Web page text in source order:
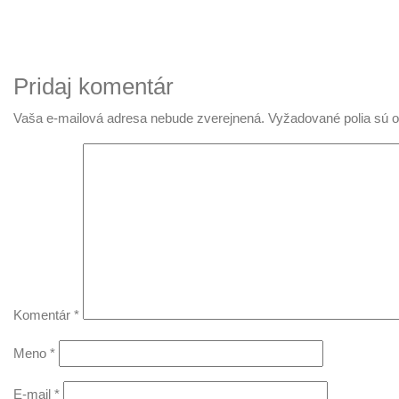
Pridaj komentár
Vaša e-mailová adresa nebude zverejnená. Vyžadované polia sú
Komentár *
Meno *
E-mail *